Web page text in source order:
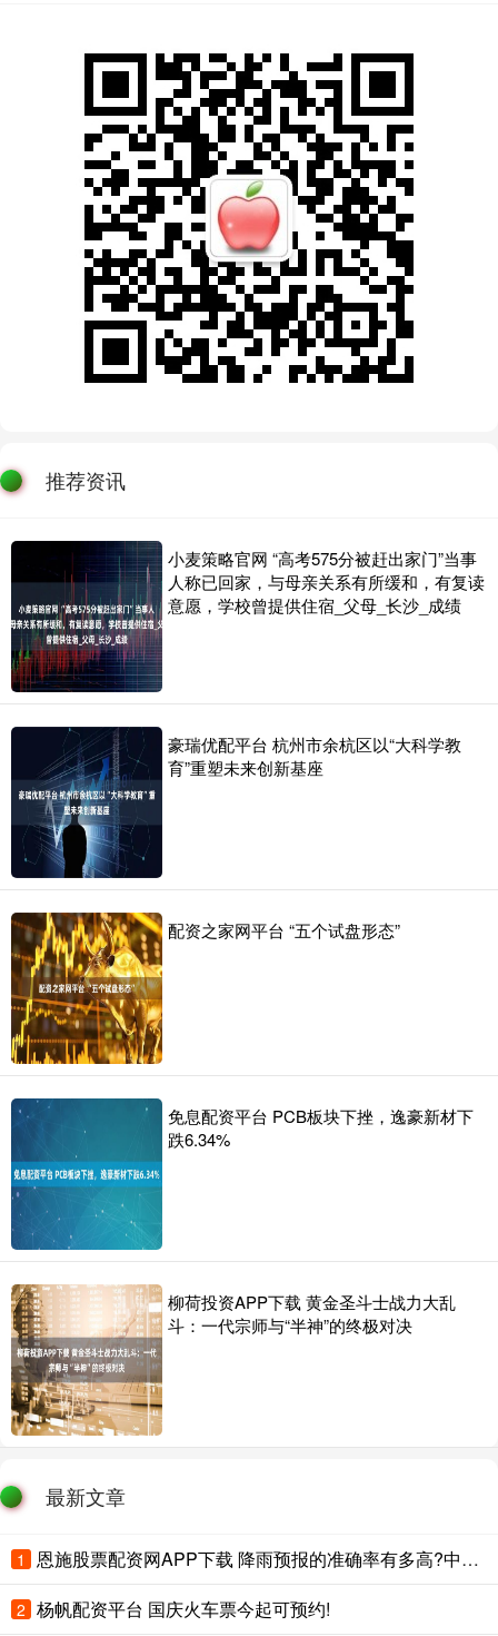
推荐资讯
小麦策略官网 “高考575分被赶出家门”当事
人称已回家，与母亲关系有所缓和，有复读
意愿，学校曾提供住宿_父母_长沙_成绩
豪瑞优配平台 杭州市余杭区以“大科学教
育”重塑未来创新基座
配资之家网平台 “五个试盘形态”
免息配资平台 PCB板块下挫，逸豪新材下
跌6.34%
柳荷投资APP下载 黄金圣斗士战力大乱
斗：一代宗师与“半神”的终极对决
最新文章
1 恩施股票配资网APP下载 降雨预报的准确率有多高?中央气象台回应
2 杨帆配资平台 国庆火车票今起可预约!